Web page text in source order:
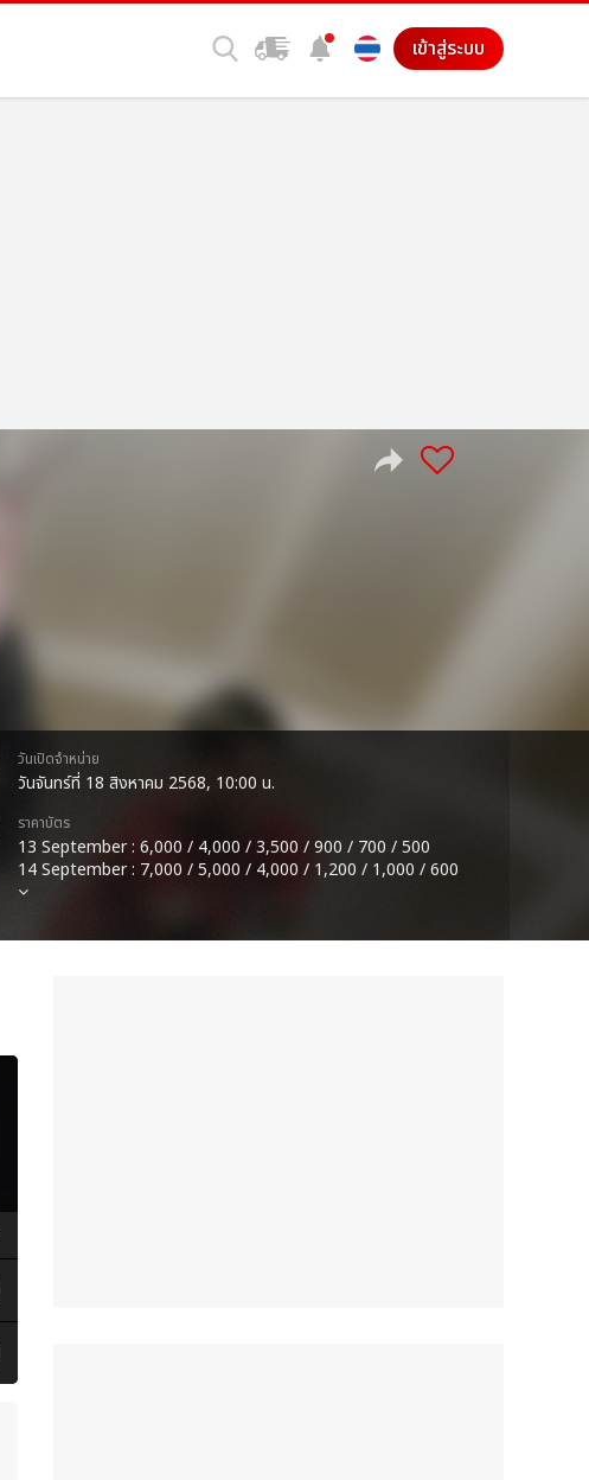
เข้าสู่ระบบ
วันเปิดจำหน่าย
วันจันทร์ที่ 18 สิงหาคม 2568, 10:00 น.
ราคาบัตร
13 September : 6,000 / 4,000 / 3,500 / 900 / 700 / 500
14 September : 7,000 / 5,000 / 4,000 / 1,200 / 1,000 / 600